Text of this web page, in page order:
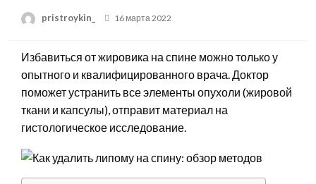
pristroykin_
Posted
16 марта 2022
Избавиться от жировика на спине можно только у
опытного и квалифицированного врача. Доктор
поможет устранить все элементы опухоли (жировой
ткани и капсулы), отправит материал на
гистологическое исследование.